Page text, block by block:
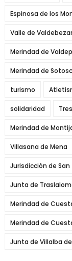
Espinosa de los
Valle de
Merindad de
Merindad de
turismo
solidaridad
Merindad de
Villasana de Mena
Jurisdicción de
Junta de
Merindad de
Merindad de
Junta de Villalba